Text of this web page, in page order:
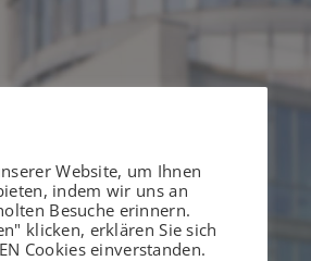
Website, um Ihnen
indem wir uns an
Besuche erinnern.
klicken, erklären Sie sich
Cookies einverstanden.